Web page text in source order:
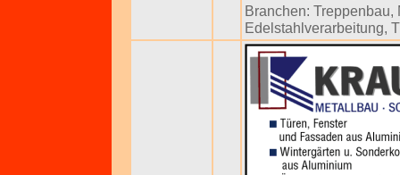
Branchen: Treppenbau,
Edelstahlverarbeitung,